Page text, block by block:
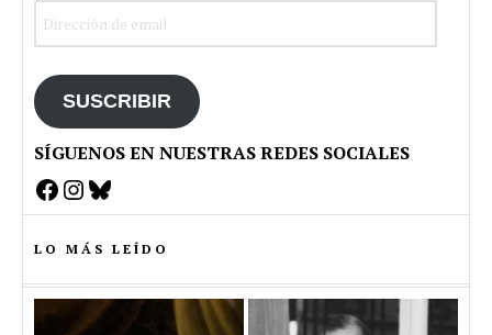
SUSCRIBIR
SÍGUENOS EN NUESTRAS REDES SOCIALES
Facebook
Instagram
Bluesky
LO MÁS LEÍDO